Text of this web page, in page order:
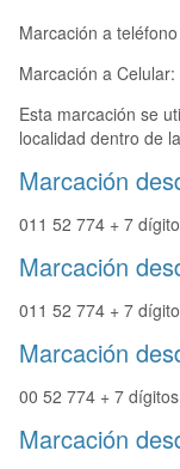
Marcación a
Marcación a
Esta marcación se
localidad dentro de
Marcación
011 52 774 + 7
Marcación
011 52 774 + 7
Marcación
00 52 774 + 7
Marcación